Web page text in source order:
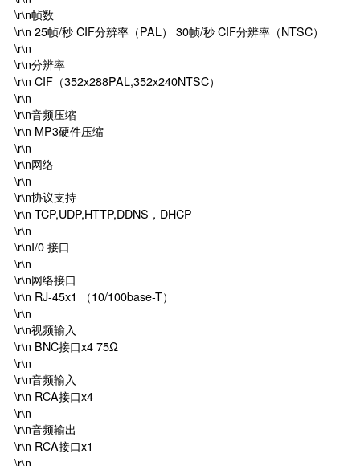
\r\n帧数
\r\n 25帧/秒 CIF分辨率（PAL） 30帧/秒 CIF分辨率（NTSC）
\r\n
\r\n分辨率
\r\n CIF（352x288PAL,352x240NTSC）
\r\n
\r\n音频压缩
\r\n MP3硬件压缩
\r\n
\r\n网络
\r\n
\r\n协议支持
\r\n TCP,UDP,HTTP,DDNS，DHCP
\r\n
\r\nI/0 接口
\r\n
\r\n网络接口
\r\n RJ-45x1 （10/100base-T）
\r\n
\r\n视频输入
\r\n BNC接口x4 75Ω
\r\n
\r\n音频输入
\r\n RCA接口x4
\r\n
\r\n音频输出
\r\n RCA接口x1